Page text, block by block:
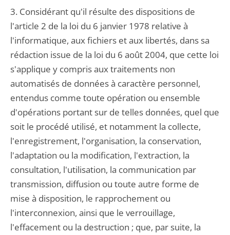
3. Considérant qu'il résulte des dispositions de
l'article 2 de la loi du 6 janvier 1978 relative à
l'informatique, aux fichiers et aux libertés, dans sa
rédaction issue de la loi du 6 août 2004, que cette loi
s'applique y compris aux traitements non
automatisés de données à caractère personnel,
entendus comme toute opération ou ensemble
d'opérations portant sur de telles données, quel que
soit le procédé utilisé, et notamment la collecte,
l'enregistrement, l'organisation, la conservation,
l'adaptation ou la modification, l'extraction, la
consultation, l'utilisation, la communication par
transmission, diffusion ou toute autre forme de
mise à disposition, le rapprochement ou
l'interconnexion, ainsi que le verrouillage,
l'effacement ou la destruction ; que, par suite, la